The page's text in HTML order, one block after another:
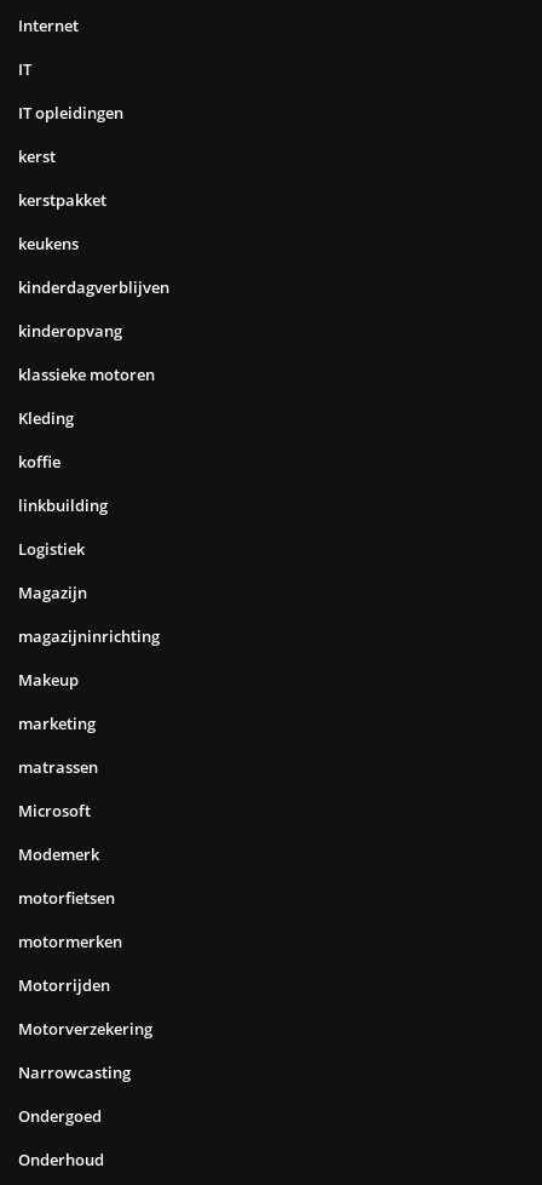
Internet
IT
IT opleidingen
kerst
kerstpakket
keukens
kinderdagverblijven
kinderopvang
klassieke motoren
Kleding
koffie
linkbuilding
Logistiek
Magazijn
magazijninrichting
Makeup
marketing
matrassen
Microsoft
Modemerk
motorfietsen
motormerken
Motorrijden
Motorverzekering
Narrowcasting
Ondergoed
Onderhoud